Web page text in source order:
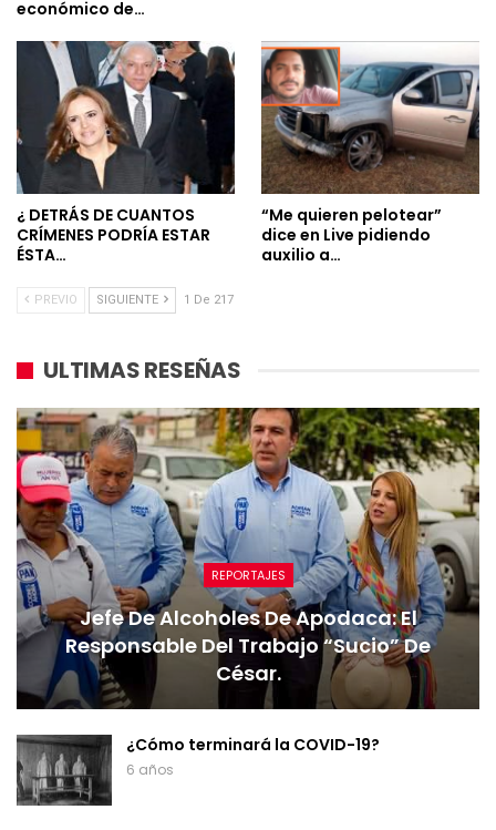
económico de…
¿ DETRÁS DE CUANTOS
CRÍMENES PODRÍA ESTAR
ÉSTA…
“Me quieren pelotear”
dice en Live pidiendo
auxilio a…
PREVIO SIGUIENTE 1 De 217
ULTIMAS RESEÑAS
REPORTAJES
Jefe De Alcoholes De Apodaca: El
Responsable Del Trabajo “sucio” De
César.
¿Cómo terminará la COVID-19?
6 años